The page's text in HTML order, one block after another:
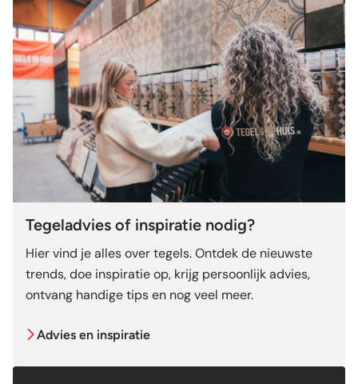
Tegeladvies of inspiratie nodig?
Hier vind je alles over tegels. Ontdek de nieuwste
trends, doe inspiratie op, krijg persoonlijk advies,
ontvang handige tips en nog veel meer.
Advies en inspiratie